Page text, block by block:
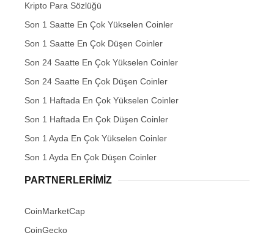
Kripto Para Sözlüğü
Son 1 Saatte En Çok Yükselen Coinler
Son 1 Saatte En Çok Düşen Coinler
Son 24 Saatte En Çok Yükselen Coinler
Son 24 Saatte En Çok Düşen Coinler
Son 1 Haftada En Çok Yükselen Coinler
Son 1 Haftada En Çok Düşen Coinler
Son 1 Ayda En Çok Yükselen Coinler
Son 1 Ayda En Çok Düşen Coinler
PARTNERLERIMIZ
CoinMarketCap
CoinGecko